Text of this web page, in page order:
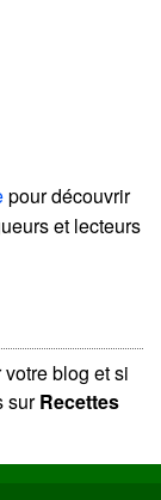
pour découvrir
et lecteurs
blog et si
surRecettes